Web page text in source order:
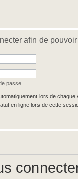
afin de
passe
lors de chaque
en ligne lors de cette